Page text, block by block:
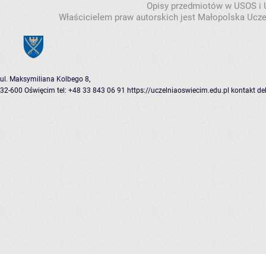
Opisy przedmiotów w USOS
Właścicielem praw autorskich jest Małopolska
ul. Maksymiliana Kolbego 8,
32-600 Oświęcim tel: +48 33 843 06 91 https://uczelniaoswiecim.edu.pl kontakt